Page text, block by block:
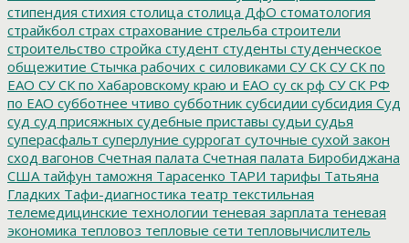
стипендия стихия столица столица ДфО стоматология
страйкбол страх страхование стрельба строители
строительство стройка студент студенты студенческое
общежитие Стычка рабочих с силовиками СУ СК СУ СК по
ЕАО СУ СК по Хабаровскому краю и ЕАО су ск рф СУ СК РФ
по ЕАО субботнее чтиво субботник субсидии субсидия Суд
суд суд присяжных судебные приставы судьи судья
суперасфальт суперлуние суррогат суточные сухой закон
сход вагонов Счетная палата Счетная палата Биробиджана
США тайфун таможня Тарасенко ТАРИ тарифы Татьяна
Гладких Тафи-диагностика театр текстильная
телемедицинские технологии теневая зарплата теневая
экономика тепловоз тепловые сети тепловычислитель